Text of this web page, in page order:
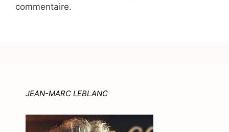
commentaire.
JEAN-MARC LEBLANC